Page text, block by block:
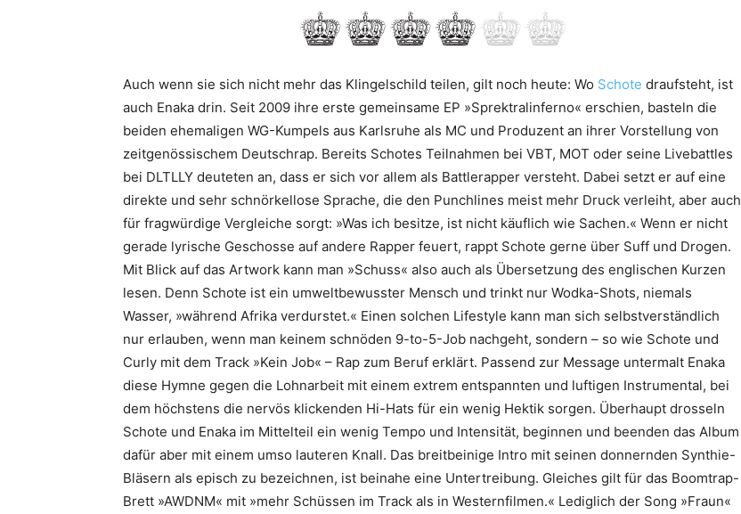
Auch wenn sie sich nicht mehr das Klingel­schild teilen, gilt noch heute: Wo Schote draufsteht, ist
auch Enaka drin. Seit 2009 ihre erste gemeinsame EP »­Sprektralinferno« erschien, basteln die
beiden ehemaligen WG-Kumpels aus Karlsruhe als MC und Produzent an ihrer Vorstellung von
zeitgenössi­schem Deutschrap. Bereits Schotes Teilnahmen bei VBT, MOT oder seine Livebattles
bei DLTLLY deuteten an, dass er sich vor allem als Battlerapper versteht. Dabei setzt er auf eine
direkte und sehr schnörkellose Sprache, die den Punchlines meist mehr Druck ­verleiht, aber auch
für fragwürdige Vergleiche sorgt: »Was ich besitze, ist nicht käuflich wie ­Sachen.« Wenn er nicht
gerade lyrische Ge­schosse auf andere Rapper feuert, rappt Schote gerne über Suff und Drogen.
Mit Blick auf das Artwork kann man »Schuss« also auch als Übersetzung des englischen Kurzen
lesen. Denn Schote ist ein umweltbewusster Mensch und trinkt nur Wodka-Shots, niemals
Wasser, »während Afrika verdurstet.« Einen solchen Lifestyle kann man sich selbstverständlich
nur erlauben, wenn man keinem schnöden 9-to-5-Job nachgeht, sondern – so wie Schote und
Curly mit dem Track »Kein Job« – Rap zum Beruf erklärt. Passend zur Message untermalt Enaka
diese Hymne gegen die Lohnarbeit mit einem extrem entspannten und luftigen Instrumental, bei
dem höchstens die nervös klickenden Hi-Hats für ein wenig Hektik sorgen. Überhaupt drosseln
Schote und Enaka im Mittel­teil ein wenig Tempo und Intensität, beginnen und beenden das Album
dafür aber mit einem umso lauteren Knall. Das breitbeinige Intro mit seinen donnernden Synthie-
Bläsern als episch zu bezeichnen, ist beinahe eine Untertreibung. Gleiches gilt für das Boomtrap-
Brett »AWDNM« mit »mehr Schüssen im Track als in Westernfilmen.« Lediglich der Song »Fraun«